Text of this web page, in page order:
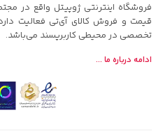
فروشگاه اینترنتی ژوپیتل واقع در
قیمت و فروش کالای آی‌تی فعالیت
تخصصی در محیطی کاربرپسند می‌باشد.
ادامه درباره ما ...